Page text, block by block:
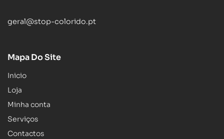
geral@stop-colorido.pt
Mapa Do Site
Inicio
Loja
Minha conta
Serviços
Contactos